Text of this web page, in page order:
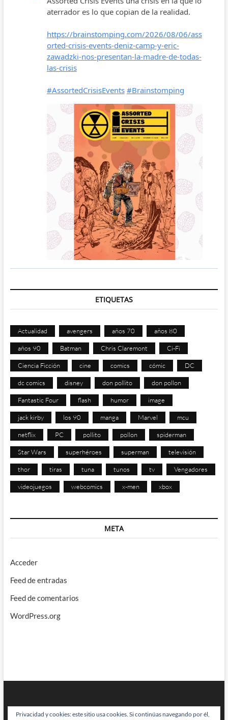
ETIQUETAS
Actualidad avengers años 70 años 80
años 90 Batman Chris Claremont Ci-Fi
Ciencia Ficción cine comics cómic DC
dc comics disney don pollito don pollon
Fantastic Four flash humor image
jack kirby los 90 manga Marvel mcu
netflix PC pollito pollon spiderman
Star Wars superhéroes superman televisión
thor tiras tuna tunos tv Vengadores
videojuegos webcomics x-men xbox
META
Acceder
Feed de entradas
Feed de comentarios
WordPress.org
Privacidad y cookies: este sitio usa cookies. Si continúas navegando por él,